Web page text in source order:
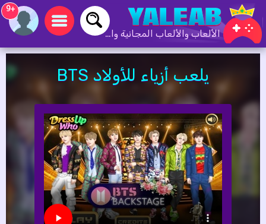
الألعاب والألعاب المجانية والألعاب عبر الإنترنت
+9
يلعب أزياء للأولاد BTS